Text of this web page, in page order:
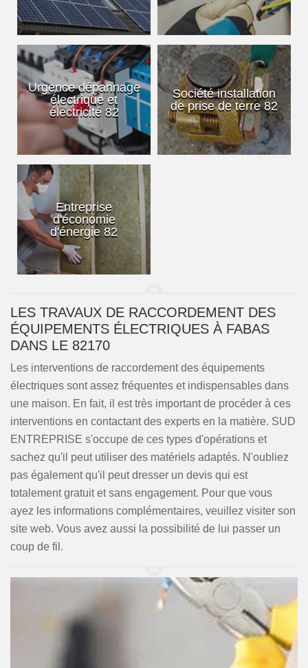
Urgence dépannage
électrique et
électricité 82
Société installation
de prise de terre 82
Entreprise
d'économie
d'énergie 82
LES TRAVAUX DE RACCORDEMENT DES
ÉQUIPEMENTS ÉLECTRIQUES À FABAS
DANS LE 82170
Les interventions de raccordement des équipements
électriques sont assez fréquentes et indispensables dans
une maison. En fait, il est très important de procéder à ces
interventions en contactant des experts en la matière. SUD
ENTREPRISE s'occupe de ces types d'opérations et
sachez qu'il peut utiliser des matériels adaptés. N'oubliez
pas également qu'il peut dresser un devis qui est
totalement gratuit et sans engagement. Pour que vous
ayez les informations complémentaires, veuillez visiter son
site web. Vous avez aussi la possibilité de lui passer un
coup de fil.